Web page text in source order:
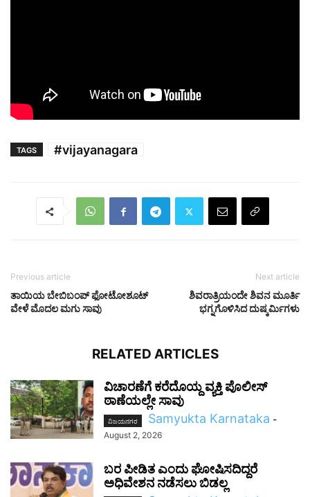
TAGS #vijayanagara
Previous article
ತಾಯಿಯ ಬೇಬಿಬಂಪ್‌ ಫೋಟೋಶೂಟ್‌
ವೇಳೆ ಮೊದಲ ಮಗು ಸಾವು
Next article
ಶಿವರಾತ್ರಿಯಂದೇ ಶಿವನ ಮೂರ್ತಿ
ಭಗ್ನಗೊಳಿಸಿದ ದುಷ್ಕರ್ಮಿಗಳು
RELATED ARTICLES
ವಿಚಾರಣೆಗೆ ಕರೆದೊಯ್ದ ವ್ಯಕ್ತಿ ಪೊಲೀಸ್‌
ಠಾಣೆಯಲ್ಲೇ ಸಾವು
ವಿಜಯನಗರ Samyukta Karnataka -
August 2, 2026
ಬರ ಪೀಡಿತ ಎಂದು ಘೋಷಿಸದಿದ್ದರೆ
ಅಧಿವೇಶನ ನಡೆಸಲು ಬಿಡಲ್ಲ